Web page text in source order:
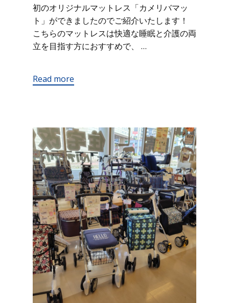
初のオリジナルマットレス「カメリバマッ
ト」ができましたのでご紹介いたします！
こちらのマットレスは快適な睡眠と介護の両
立を目指す方におすすめで、 …
Read more